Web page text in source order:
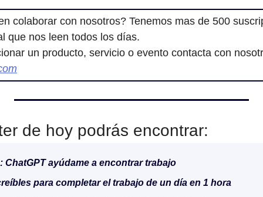
colaborar con nosotros? Tenemos mas de 500
que nos leen todos los días.
de hoy podrás encontrar:
ChatGPT ayúdame a encontrar trabajo
para completar el trabajo de un día en 1 hora